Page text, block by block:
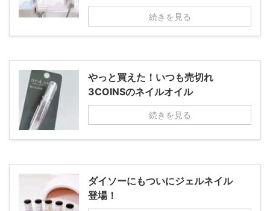
続きを見る
やっと買えた！いつも売切れ
3COINSのネイルオイル
続きを見る
ダイソーにもついにジェルネイル
登場！